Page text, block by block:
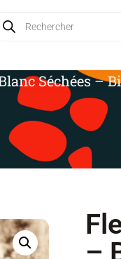
dès 35€ – Forfait
Séchées –
–